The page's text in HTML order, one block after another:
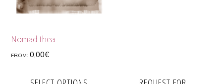
Nomad thea
FROM:0,00€